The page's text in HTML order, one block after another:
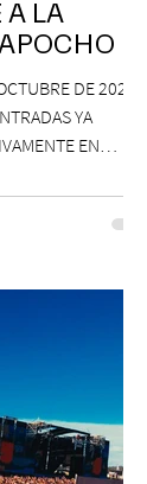
A LA
DE 2026,
YA
EN
que reunirá
con la
y más
Mapocho, espacio
jornadas una